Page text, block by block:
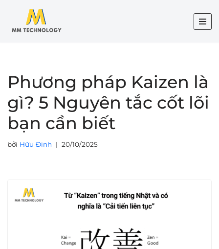
Chuyển
Phương pháp Kaizen là
gì? 5 Nguyên tắc cốt lõi
bạn cần biết
bởi Hữu Đinh 20/10/2025